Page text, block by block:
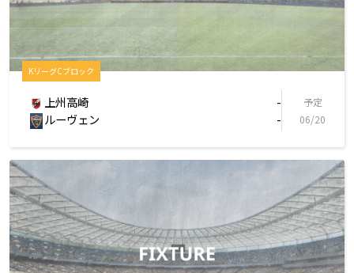
KリーグCブロック
上州高崎 -
ルーヴェン -
予定
06/20